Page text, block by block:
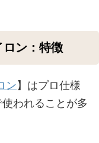
ロン：特徴
ン】はプロ仕様
われることが多